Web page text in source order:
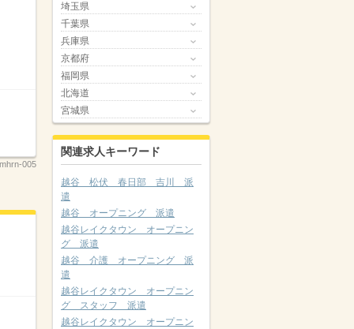
005
埼玉県
千葉県
兵庫県
京都府
福岡県
北海道
宮城県
関連求人キーワード
越谷 松伏 春日部 吉川 派
遣
越谷 オープニング 派遣
越谷レイクタウン オープニン
グ 派遣
越谷 介護 オープニング 派
遣
越谷レイクタウン オープニン
グ スタッフ 派遣
越谷レイクタウン オープニン